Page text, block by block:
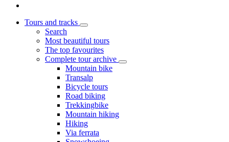
Tours and tracks
Search
Most beautiful tours
The top favourites
Complete tour archive
Mountain bike
Transalp
Bicycle tours
Road biking
Trekkingbike
Mountain hiking
Hiking
Via ferrata